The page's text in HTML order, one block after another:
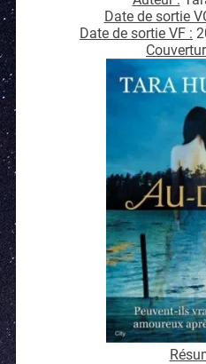
Date de sortie
Date de sortie VF :